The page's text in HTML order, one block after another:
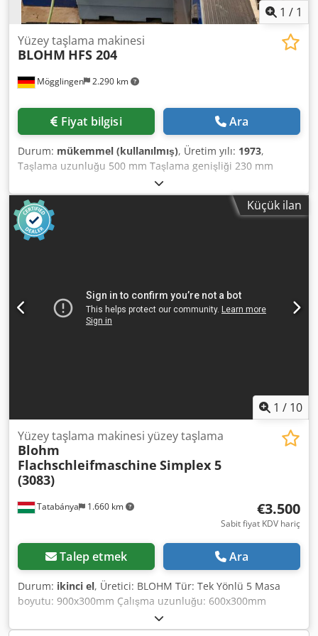
1 / 1
Mögglingen 2.290 km
Yüzey taşlama makinesi
BLOHM HFS 204
Fiyat bilgisi Ara
Durum: mükemmel (kullanılmış), Üretim yılı: 1973,
Taşlama uzunluğu 500 mm Taşlama genişliği 230 mm
Masa ölçüsü 760 x 200 mm Otomatik teslimat manyetik
plaka Dsdjwn Tdxspfx Aqgskr filtre sistemi
Küçük ilan
1 / 10
Tatabánya 1.660 km
Yüzey taşlama makinesi yüzey taşlama
Blohm
Flachschleifmaschine Simplex 5
(3083)
€3.500
Sabit fiyat KDV hariç
Talep etmek Ara
Durum: ikinci el, Üretici: BLOHM Tür: Tek Yönlü 5 Masa
boyutu: 900x300mm Çalışma uzunluğu: 600x300mm
Manyetik masa olmadan! Dkedpfovtyxuex Aqgsr